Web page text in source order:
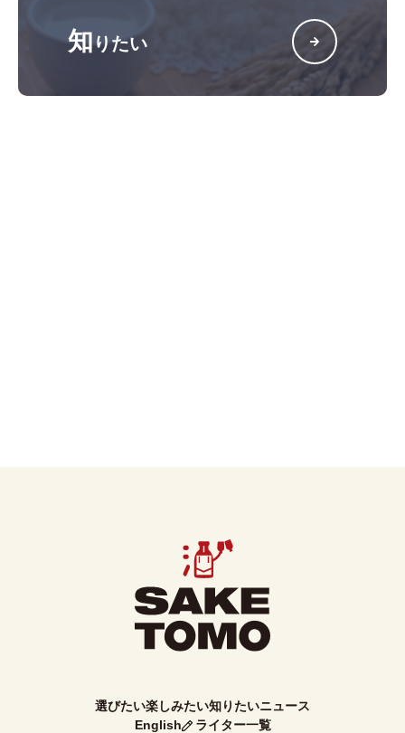
知りたい
選びたい楽しみたい知りたいニュース
English
ライター一覧